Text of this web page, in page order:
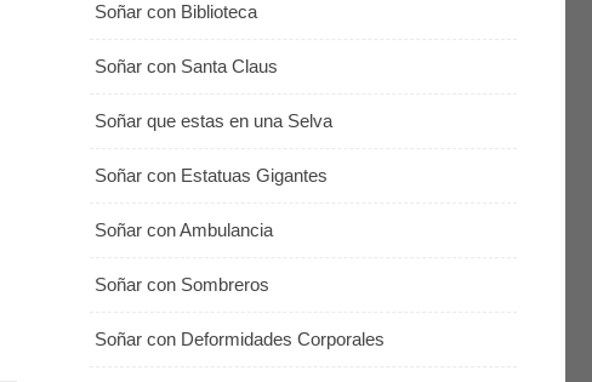
Soñar con Biblioteca
Soñar con Santa Claus
Soñar que estas en una Selva
Soñar con Estatuas Gigantes
Soñar con Ambulancia
Soñar con Sombreros
Soñar con Deformidades Corporales